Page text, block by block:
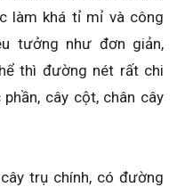
làm khá tỉ mỉ và công
tưởng như đơn giản,
thì đường nét rất chi
cây cột, chân cây
trụ chính, có đường